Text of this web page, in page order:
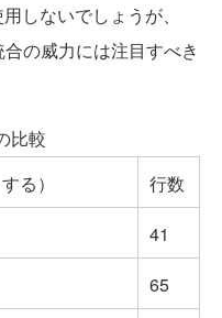
しないでしょうが、
の威力には注目すべき
比較
る）
行数
41
65